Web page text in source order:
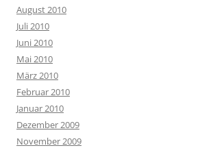
August 2010
Juli 2010
Juni 2010
Mai 2010
März 2010
Februar 2010
Januar 2010
Dezember 2009
November 2009